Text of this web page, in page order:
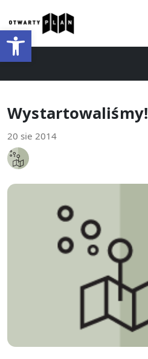
Otwórz pasek narzędzi
Wystartowaliśmy!
20 sie 2014